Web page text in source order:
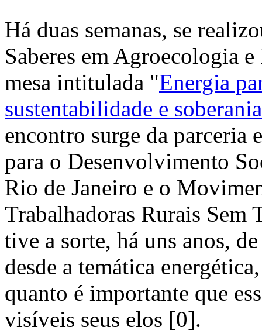
Há duas semanas, se
Saberes em Agroecologia
mesa intitulada "Energia
sustentabilidade e
encontro surge da
para o Desenvolvimento
Rio de Janeiro e o
Trabalhadoras Rurais
tive a sorte, há uns anos,
desde a temática
quanto é importante que
visíveis seus elos [0].